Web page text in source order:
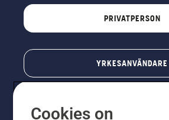
PRIVATPERSON
YRKESANVÄNDARE
Cookies on